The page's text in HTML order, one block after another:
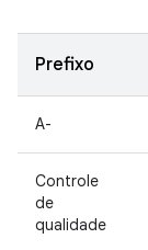
Prefixo
A-
Controle
de
qualidade